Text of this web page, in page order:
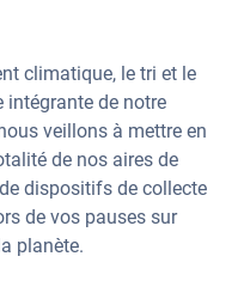
climatique, le tri et le
intégrante de notre
veillons à mettre en
de nos aires de
dispositifs de collecte
de vos pauses sur
planète.